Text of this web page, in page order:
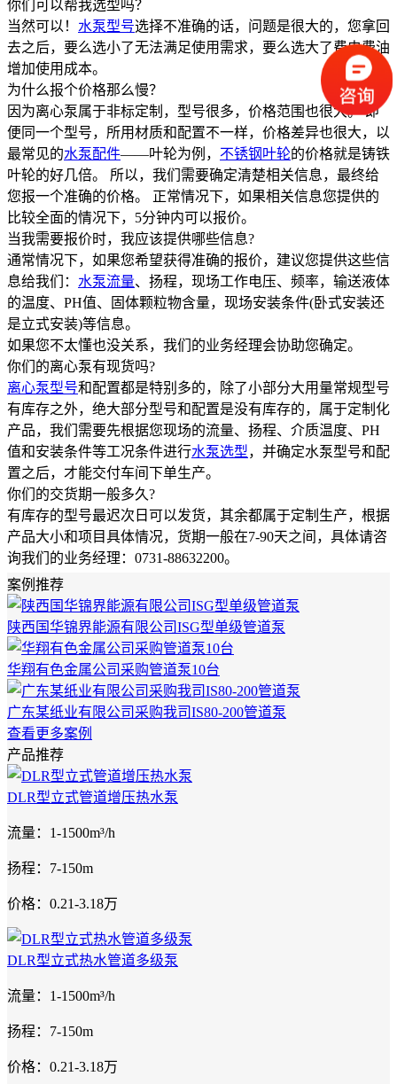
你们可以帮我选型吗？
当然可以！ 水泵型号选择不准确的话，问题是很大的，您拿回
去之后，要么选小了无法满足使用需求，要么选大了费电费油
增加使用成本。
为什么报个价格那么慢？
因为离心泵属于非标定制，型号很多，价格范围也很大。 即
便同一个型号，所用材质和配置不一样，价格差异也很大，以
最常见的水泵配件——叶轮为例， 不锈钢叶轮的价格就是铸铁
叶轮的好几倍。 所以，我们需要确定清楚相关信息，最终给
您报一个准确的价格。 正常情况下，如果相关信息您提供的
比较全面的情况下，5分钟内可以报价。
当我需要报价时，我应该提供哪些信息?
通常情况下，如果您希望获得准确的报价，建议您提供这些信
息给我们： 水泵流量、扬程，现场工作电压、频率，输送液体
的温度、PH值、固体颗粒物含量，现场安装条件(卧式安装还
是立式安装)等信息。
如果您不太懂也没关系，我们的业务经理会协助您确定。
你们的离心泵有现货吗?
离心泵型号和配置都是特别多的，除了小部分大用量常规型号
有库存之外，绝大部分型号和配置是没有库存的，属于定制化
产品，我们需要先根据您现场的流量、扬程、介质温度、PH
值和安装条件等工况条件进行水泵选型，并确定水泵型号和配
置之后，才能交付车间下单生产。
你们的交货期一般多久?
有库存的型号最迟次日可以发货，其余都属于定制生产，根据
产品大小和项目具体情况，货期一般在7-90天之间，具体请咨
询我们的业务经理：0731-88632200。
案例推荐
陕西国华锦界能源有限公司ISG型单级管道泵
华翔有色金属公司采购管道泵10台
广东某纸业有限公司采购我司IS80-200管道泵
查看更多案例
产品推荐
DLR型立式管道增压热水泵
流量：1-1500m³/h
扬程：7-150m
价格：0.21-3.18万
DLR型立式热水管道多级泵
流量：1-1500m³/h
扬程：7-150m
价格：0.21-3.18万